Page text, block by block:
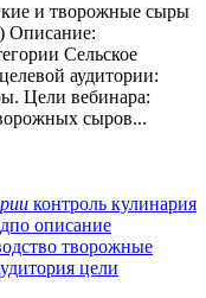
и творожные сыры
Описание:
Сельское
аудитории:
Цели вебинара:
сыров...
контроль кулинария
описание
творожные
цели